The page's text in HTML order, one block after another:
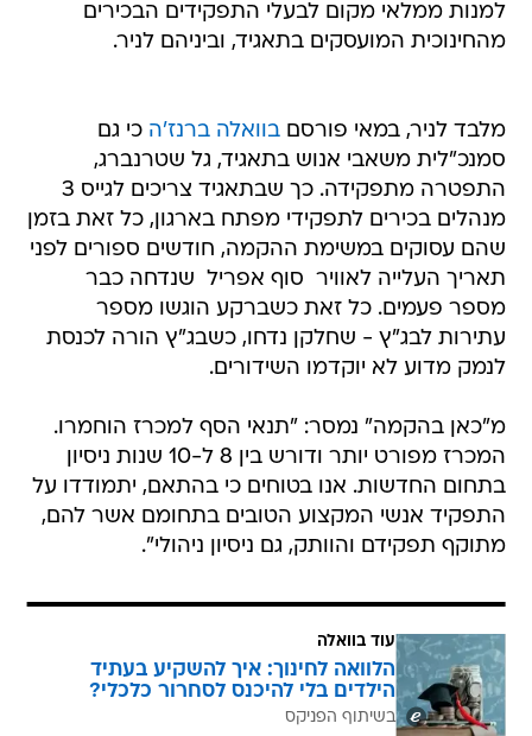
למנות ממלאי מקום לבעלי התפקידים הבכירים
מהחינוכית המועסקים בתאגיד, וביניהם לניר.
מלבד לניר, במאי פורסםבוואלה ברנז'ה כי גם
סמנכ"לית משאבי אנוש בתאגיד, גל שטרנברג,
התפטרה מתפקידה. כך שבתאגיד צריכים לגייס 3
מנהלים בכירים לתפקידי מפתח בארגון, כל זאת בזמן
שהם עסוקים במשימת ההקמה, חודשים ספורים לפני
תאריך העלייה לאוויר  סוף אפריל  שנדחה כבר
מספר פעמים. כל זאת כשברקע הוגשו מספר
עתירות לבג"ץ - שחלקן נדחו, כשבג"ץ הורה לכנסת
לנמק מדוע לא יוקדמו השידורים.
מ"כאן בהקמה" נמסר: "תנאי הסף למכרז הוחמרו.
המכרז מפורט יותר ודורש בין 8 ל-10 שנות ניסיון
בתחום החדשות. אנו בטוחים כי בהתאם, יתמודדו על
התפקיד אנשי המקצוע הטובים בתחומם אשר להם,
מתוקף תפקידם והוותק, גם ניסיון ניהולי".
עוד בוואלה
הלוואה לחינוך: איך להשקיע בעתיד
הילדים בלי להיכנס לסחרור כלכלי?
בשיתוף הפניקס